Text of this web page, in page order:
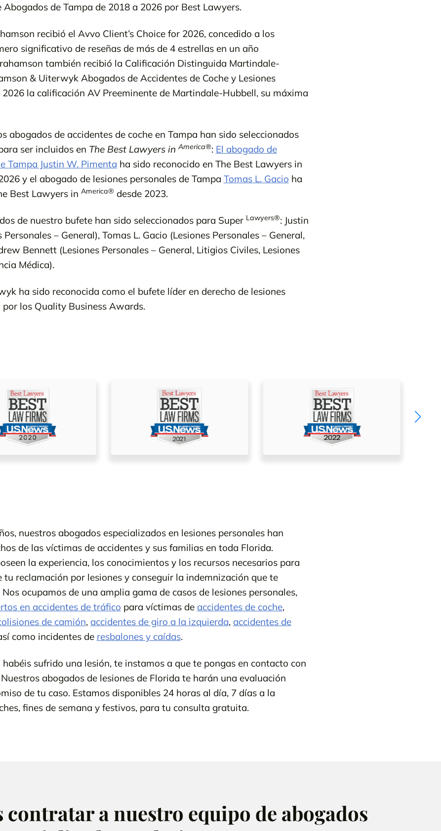
Abogados de Tampa de 2018 a 2026 por Best Lawyers.
recibió el Avvo Client’s Choice for 2026, concedido a los
significativo de reseñas de más de 4 estrellas en un año
también recibió la Calificación Distinguida Martindale-
& Uiterwyk Abogados de Accidentes de Coche y Lesiones
2026 la calificación AV Preeminente de Martindale-Hubbell, su máxima
abogados de accidentes de coche en Tampa han sido seleccionados
ser incluidos en The Best Lawyers in America®: El abogado de
Tampa Justin W. Pimenta ha sido reconocido en The Best Lawyers in
y el abogado de lesiones personales de Tampa Tomas L. Gacio ha
Best Lawyers in America® desde 2023.
de nuestro bufete han sido seleccionados para Super Lawyers®: Justin
– General), Tomas L. Gacio (Lesiones Personales – General,
Bennett (Lesiones Personales – General, Litigios Civiles, Lesiones
Médica).
ha sido reconocida como el bufete líder en derecho de lesiones
por los Quality Business Awards.
nuestros abogados especializados en lesiones personales han
de las víctimas de accidentes y sus familias en toda Florida.
la experiencia, los conocimientos y los recursos necesarios para
reclamación por lesiones y conseguir la indemnización que te
ocupamos de una amplia gama de casos de lesiones personales,
en accidentes de tráfico para víctimas de accidentes de coche,
de camión, accidentes de giro a la izquierda, accidentes de
como incidentes de resbalones y caídas.
sufrido una lesión, te instamos a que te pongas en contacto con
abogados de lesiones de Florida te harán una evaluación
de tu caso. Estamos disponibles 24 horas al día, 7 días a la
fines de semana y festivos, para tu consulta gratuita.
contratar a nuestro equipo de abogados